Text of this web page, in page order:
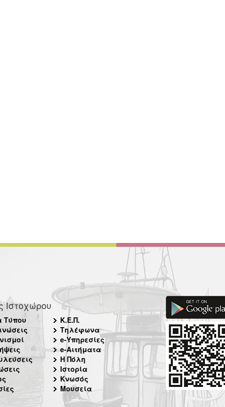
Ιστοχώρου
Τύπου
Κ.Ε.Π.
Τηλέφωνα
e-Υπηρεσίες
e-Αιτήματα
Η Πόλη
Ιστορία
Κνωσός
Μουσεία